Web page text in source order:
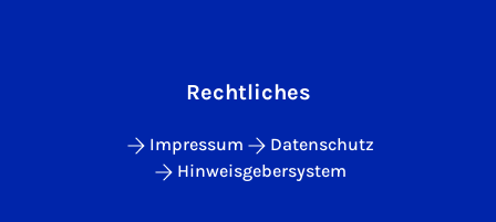
Rechtliches
Impressum
Datenschutz
Hinweisgebersystem